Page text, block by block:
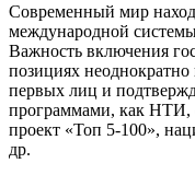
Современный мир
международной
Важность включения
позициях неоднократно
первых лиц и
программами, как НТИ,
проект «Топ 5-100»,
др.